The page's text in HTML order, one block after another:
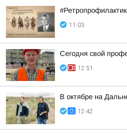
11:03
Сегодня свой
12:51
В октябре на
12:42